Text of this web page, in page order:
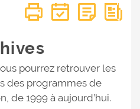
pourrez retrouver les
des programmes de
de 1999 à aujourd’hui.